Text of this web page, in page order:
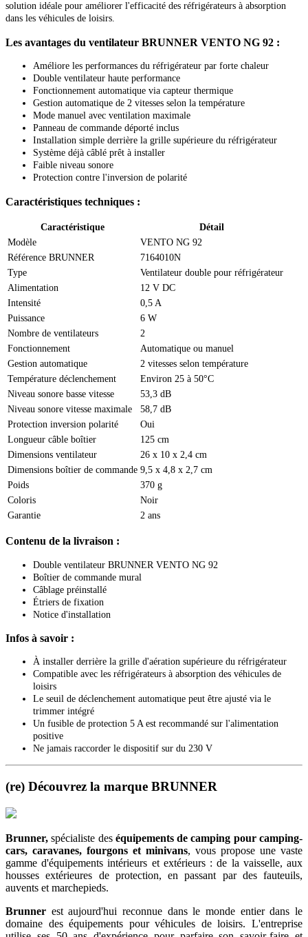
solution idéale pour améliorer l'efficacité des réfrigérateurs à absorption
dans les véhicules de loisirs.
Les avantages du ventilateur BRUNNER VENTO NG 92 :
Améliore les performances du réfrigérateur par forte chaleur
Double ventilateur haute performance
Fonctionnement automatique via capteur thermique
Gestion automatique de 2 vitesses selon la température
Mode manuel avec ventilation maximale
Panneau de commande déporté inclus
Installation simple derrière la grille supérieure du réfrigérateur
Système déjà câblé prêt à installer
Faible niveau sonore
Protection contre l'inversion de polarité
Caractéristiques techniques :
Caractéristique
Détail
Modèle
VENTO NG 92
Référence BRUNNER
7164010N
Type
Ventilateur double pour réfrigérateur
Alimentation
12 V DC
Intensité
0,5 A
Puissance
6 W
Nombre de ventilateurs
2
Fonctionnement
Automatique ou manuel
Gestion automatique
2 vitesses selon température
Température déclenchement
Environ 25 à 50°C
Niveau sonore basse vitesse
53,3 dB
Niveau sonore vitesse maximale
58,7 dB
Protection inversion polarité
Oui
Longueur câble boîtier
125 cm
Dimensions ventilateur
26 x 10 x 2,4 cm
Dimensions boîtier de commande 9,5 x 4,8 x 2,7 cm
Poids
370 g
Coloris
Noir
Garantie
2 ans
Contenu de la livraison :
Double ventilateur BRUNNER VENTO NG 92
Boîtier de commande mural
Câblage préinstallé
Étriers de fixation
Notice d'installation
Infos à savoir :
À installer derrière la grille d'aération supérieure du réfrigérateur
Compatible avec les réfrigérateurs à absorption des véhicules de
loisirs
Le seuil de déclenchement automatique peut être ajusté via le
trimmer intégré
Un fusible de protection 5 A est recommandé sur l'alimentation
positive
Ne jamais raccorder le dispositif sur du 230 V
(re) Découvrez la marque BRUNNER
Brunner, spécialiste des équipements de camping pour camping-
cars, caravanes, fourgons et minivans, vous propose une vaste
gamme d'équipements intérieurs et extérieurs : de la vaisselle, aux
housses extérieures de protection, en passant par des fauteuils,
auvents et marchepieds.
Brunner est aujourd'hui reconnue dans le monde entier dans le
domaine des équipements pour véhicules de loisirs. L'entreprise